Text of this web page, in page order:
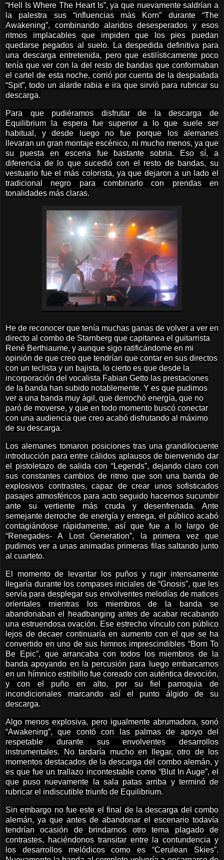
“Hell Is Where The Heart Is”, ya que nuevamente saldrían a
la palestra sus “influencias más Korn” durante “The
Awakening”, combinando alaridos desesperados y esos
ritmos implacables que impiden que los pies puedan
quedarse pegados al suelo. La despedida definitiva para
una descarga entretenida, pero que estilísticamente poco
tenía que ver con la del resto de bandas que conformaban
el cartel de esta noche, corrió por cuenta de la despiadada
“Spit”, todo un alarde rabia e ira que sirvió para rubricar su
descarga.
Para que pudiéramos disfrutar de la descarga de
Equilibrium la espera fue superior a lo que suele ser
habitual, y desde luego no fue porque los alemanes
llevaran un gran montaje escénico, ni mucho menos, ya que
su puesta en escena fue bastante sobria. Eso sí, a
diferencia de lo que sucedió con el resto de bandas, su
vestuario fue el más colorista, ya que dejaron a un lado el
tradicional negro para combinarlo con prendas en
tonalidades más claras.
He de reconocer que tenía muchas ganas de volver a ver en
directo al combo de Starnberg que capitanea el guitarrista
René Berthiaume, y aunque sigo ratificándome en mi
opinión de que creo que tendrían que contar en sus directos
con un teclista y un bajista, lo cierto es que desde la
incorporación del vocalista Fabian Getto las prestaciones
de la banda han subido notablemente. Y es que pudimos
ver a una banda muy ágil, que derrochó energía, que no
paró de moverse, y que en todo momento buscó conectar
con una audiencia que creo acabó disfrutando al máximo
de su descarga.
Los alemanes tomaron posiciones tras una grandilocuente
introducción para entre cálidos aplausos de bienvenido dar
el pistoletazo de salida con “Legends”, dejando claro con
sus constantes cambios de ritmo que son una banda de
explosivos contrastes, capaz de crear unos sofisticados
pasajes atmosféricos para acto seguido hacernos sucumbir
ante su vertiente más cruda y desenfrenada. Ante
semejante derroche de energía y entrega, el público acabó
contagiándose rápidamente, así que fue a lo largo de
“Renegades- A Lost Generation”, la primera vez que
pudimos ver a unas animadas primeras filas saltando junto
al cuarteto.
El momento de levantar los puños y rugir intensamente
llegaría durante los compases iniciales de “Gnosis”, que les
servía para desplegar sus envolventes melodías de matices
orientales mientras los miembros de la banda se
abandonaban el headbanging antes de acabar recabando
una estruendosa ovación. Ese estrecho vínculo con público
lejos de decaer continuaría en aumento con el que se ha
convertido en uno de sus himnos imprescindibles “Born To
Be Epic”, que arrancaba con todos los miembros de la
banda apoyando en la percusión para luego embarcarnos
en un hímnico estribillo fue coreado con auténtica devoción,
y con el puño en alto, por su fiel parroquia de
incondicionales marcando así el punto álgido de su
descarga.
Algo menos explosiva, pero igualmente abrumadora, sonó
“Awakening”, que contó con las palmas de apoyo del
respetable durante sus envolventes desarrollos
instrumentales. No tardaría mucho en llegar, otro de los
momentos destacados de la descarga del combo alemán, y
es que fue un trallazo incontestable como “Blut In Auge”, el
que puso nuevamente la sala patas arriba y terminó de
rubricar el indiscutible triunfo de Equilibrium.
Sin embargo no fue este el final de la descarga del combo
alemán, ya que antes de abandonar el escenario todavía
tendrían ocasión de brindarnos otro tema plagado de
contrastes, haciéndonos transitar entre la contundencia y
los desarrollos melódicos como es “Cerulean Skies”.